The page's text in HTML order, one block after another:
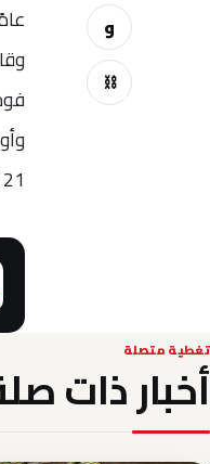
و
⛓
فوجئا
21 شخص وتعرض العديد من الركاب لإصابات وحروق بالغة.
تغطية متصلة
أخبار ذات